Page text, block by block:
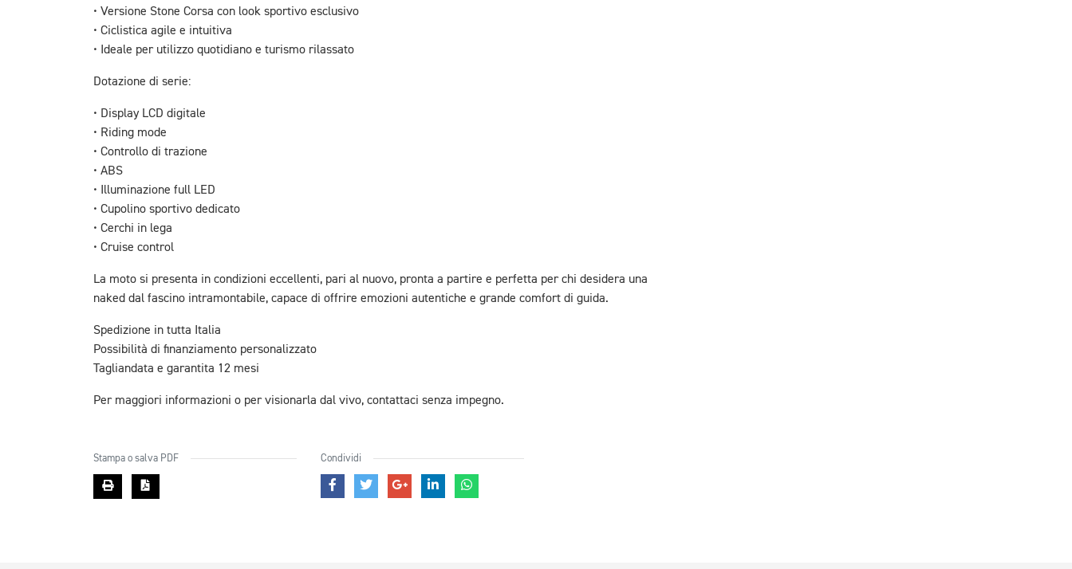
• Versione Stone Corsa con look sportivo esclusivo
• Ciclistica agile e intuitiva
• Ideale per utilizzo quotidiano e turismo rilassato
Dotazione di serie:
• Display LCD digitale
• Riding mode
• Controllo di trazione
• ABS
• Illuminazione full LED
• Cupolino sportivo dedicato
• Cerchi in lega
• Cruise control
La moto si presenta in condizioni eccellenti, pari al nuovo, pronta a partire e perfetta per chi desidera una
naked dal fascino intramontabile, capace di offrire emozioni autentiche e grande comfort di guida.
Spedizione in tutta Italia
Possibilità di finanziamento personalizzato
Tagliandata e garantita 12 mesi
Per maggiori informazioni o per visionarla dal vivo, contattaci senza impegno.
Stampa o salva PDF Condividi